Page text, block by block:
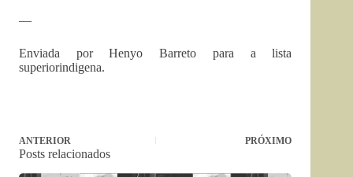
—
Enviada por Henyo Barreto para a lista
superiorindigena.
ANTERIOR PRÓXIMO
Posts relacionados